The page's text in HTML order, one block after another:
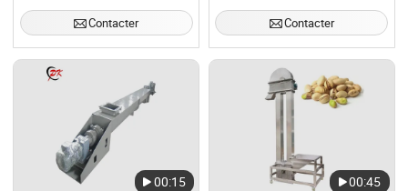
pour le traitement des eaux
usées
Contacter
Contacter
00:15 00:45